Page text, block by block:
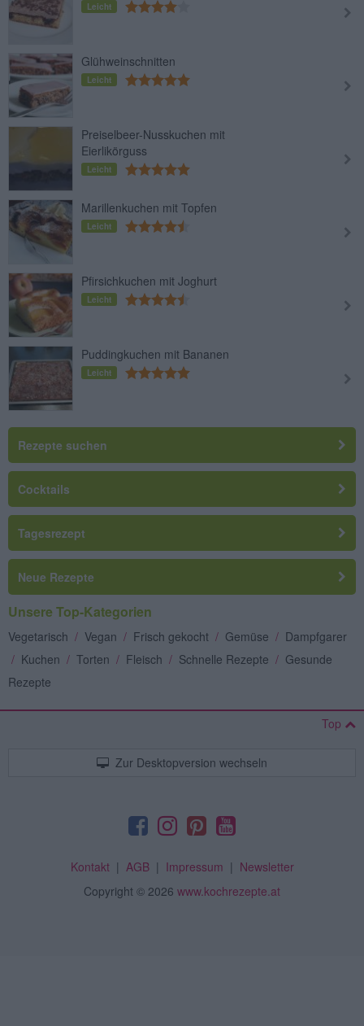
Leicht
Glühweinschnitten
Leicht
Preiselbeer-Nusskuchen mit
Eierlikörguss
Leicht
Marillenkuchen mit Topfen
Leicht
Pfirsichkuchen mit Joghurt
Leicht
Puddingkuchen mit Bananen
Leicht
Rezepte suchen
Cocktails
Tagesrezept
Neue Rezepte
Unsere Top-Kategorien
Vegetarisch / Vegan / Frisch gekocht / Gemüse / Dampfgarer
/ Kuchen / Torten / Fleisch / Schnelle Rezepte / Gesunde
Rezepte
Top
Zur Desktopversion wechseln
Kontakt| AGB| Impressum | Newsletter
Copyright © 2026 www.kochrezepte.at